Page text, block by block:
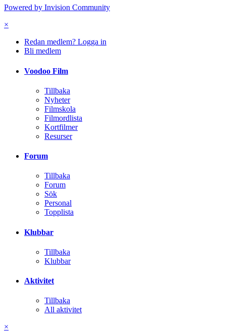
Powered by Invision Community
×
Redan medlem? Logga in
Bli medlem
Voodoo Film
Tillbaka
Nyheter
Filmskola
Filmordlista
Kortfilmer
Resurser
Forum
Tillbaka
Forum
Sök
Personal
Topplista
Klubbar
Tillbaka
Klubbar
Aktivitet
Tillbaka
All aktivitet
×